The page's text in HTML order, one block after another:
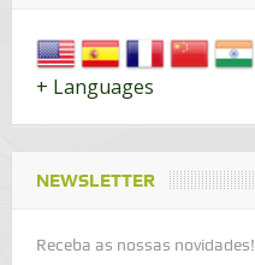
+ Languages
NEWSLETTER
Receba as nossas novidades!